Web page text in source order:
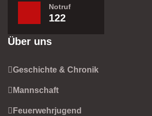
Notruf
122
Über uns
Geschichte & Chronik
Mannschaft
Feuerwehrjugend